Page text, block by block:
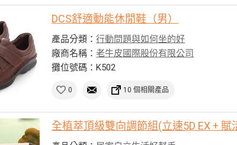
DCS舒適動能休閒鞋（男）
產品分類：行動問題與如何坐的好
廠商名稱：老牛皮國際股份有限公司
攤位號碼：K502
0 10 個相關產品
全植萃頂級雙向調節組(立速5D EX + 賦